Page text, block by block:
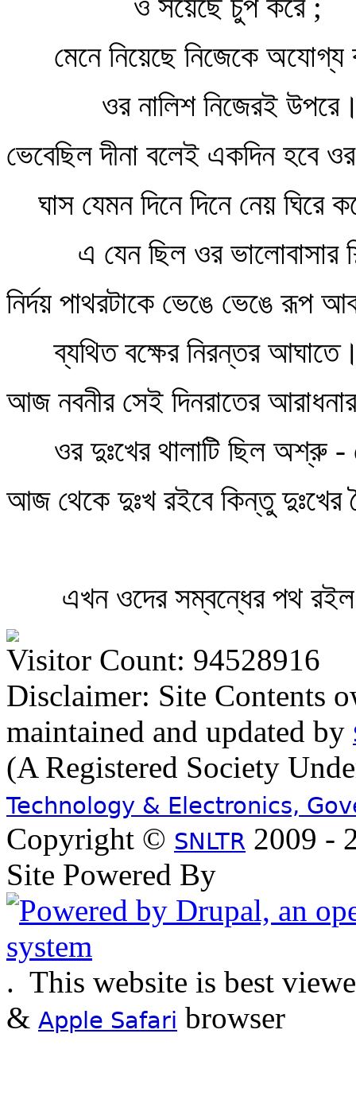
মেনে নিয়েছে নিজেকে অযোগ্য
ওর নালিশ নিজেরই
ভেবেছিল দীনা বলেই একদিন হবে
ঘাস যেমন দিনে দিনে নেয় ঘিরে
এ যেন ছিল ওর ভালোবাসার
নির্দয় পাথরটাকে ভেঙে ভেঙে রূপ
ব্যথিত বক্ষের নিরন্তর
আজ নবনীর সেই দিনরাতের
ওর দুঃখের থালাটি ছিল অশ্রু -
আজ থেকে দুঃখ রইবে কিন্তু দুঃখের
এখন ওদের সম্বন্ধের পথ রইল
Visitor Count: 94528916
Disclaimer: Site Contents
maintained and updated by
(A Registered Society
Technology & Electronics,
Copyright © SNLTR 2009 -
Site Powered By
. This website is best
& Apple Safari browser